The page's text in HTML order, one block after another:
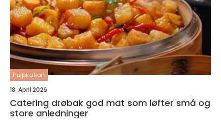
inspiration
18. April 2026
Catering drøbak god mat som løfter små og
store anledninger